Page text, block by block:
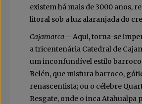
existem há mais de 3000 anos,
litoral sob a luz alaranjada do
Cajamarca – Aqui, torna-se
a tricentenária Catedral de
um inconfundível estilo
Belén, que mistura barroco,
renascentista; ou o célebre
Resgate, onde o inca Atahualpa